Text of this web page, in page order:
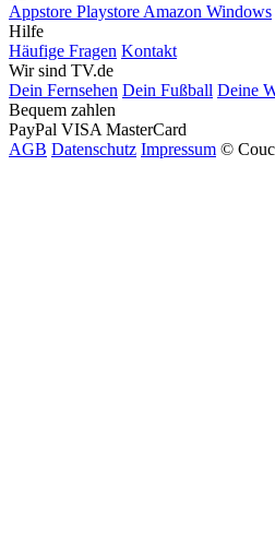
Appstore Playstore Amazon Windows
Hilfe
Häufige Fragen Kontakt
Wir sind TV.de
Dein Fernsehen Dein Fußball Deine
Bequem zahlen
PayPal VISA MasterCard
AGB Datenschutz Impressum ©